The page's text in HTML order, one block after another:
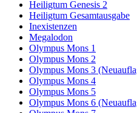
Heiligtum Genesis 2
Heiligtum Gesamtausgabe
Inexistenzen
Megalodon
Olympus Mons 1
Olympus Mons 2
Olympus Mons 3
Olympus Mons 4
Olympus Mons 5
Olympus Mons 6